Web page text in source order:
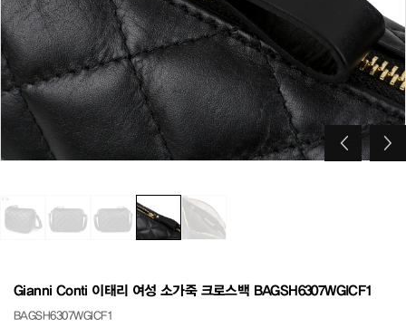
Gianni Conti 이태리 여성 소가죽 크로스백 BAGSH6307WGICF1
BAGSH6307WGICF1